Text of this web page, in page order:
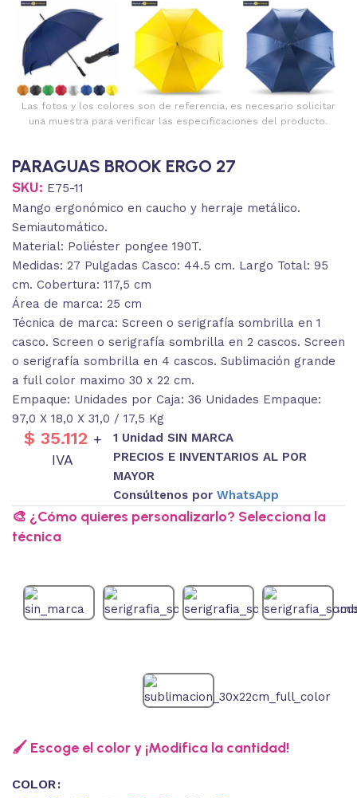
Las fotos y los colores son de referencia, es necesario solicitar
una muestra para verificar las especificaciones del producto.
PARAGUAS BROOK ERGO 27
SKU: E75-11
Mango ergonómico en caucho y herraje metálico.
Semiautomático.
Material: Poliéster pongee 190T.
Medidas: 27 Pulgadas Casco: 44.5 cm. Largo Total: 95
cm. Cobertura: 117,5 cm
Área de marca: 25 cm
Técnica de marca: Screen o serigrafía sombrilla en 1
casco. Screen o serigrafía sombrilla en 2 cascos. Screen
o serigrafía sombrilla en 4 cascos. Sublimación grande
a full color maximo 30 x 22 cm.
Empaque: Unidades por Caja: 36 Unidades Empaque:
97,0 X 18,0 X 31,0 / 17,5 Kg
$ 35.112 +
IVA
1 Unidad SIN MARCA
PRECIOS E INVENTARIOS AL POR
MAYOR
Consúltenos porWhatsApp
🎨 ¿Cómo quieres personalizarlo? Selecciona la
técnica
🖌️ Escoge el color y ¡Modifica la cantidad!
COLOR